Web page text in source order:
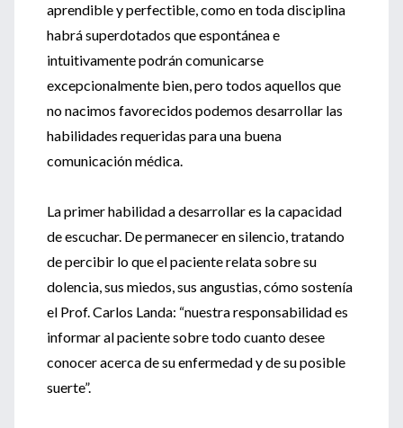
aprendible y perfectible, como en toda disciplina
habrá superdotados que espontánea e
intuitivamente podrán comunicarse
excepcionalmente bien, pero todos aquellos que
no nacimos favorecidos podemos desarrollar las
habilidades requeridas para una buena
comunicación médica.
La primer habilidad a desarrollar es la capacidad
de escuchar. De permanecer en silencio, tratando
de percibir lo que el paciente relata sobre su
dolencia, sus miedos, sus angustias, cómo sostenía
el Prof. Carlos Landa: “nuestra responsabilidad es
informar al paciente sobre todo cuanto desee
conocer acerca de su enfermedad y de su posible
suerte”.